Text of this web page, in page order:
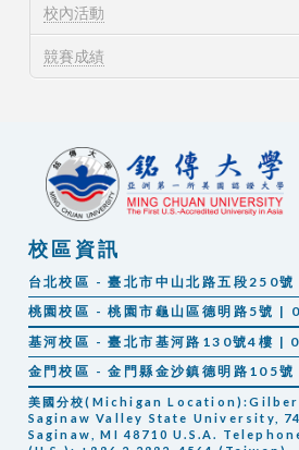
校內活動
競賽成績
校區資訊
台北校區 - 臺北市中山北路五段250
桃園校區 - 桃園市龜山區德明路5號
基河校區 - 臺北市基河路130號4樓
金門校區 - 金門縣金沙鎮德明路105
美國分校(Michigan
Saginaw Valley State University,
Saginaw, MI 48710 U.S.A.